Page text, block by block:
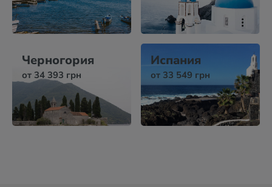
Черногория
от 34 393 грн
Испания
от 33 549 грн